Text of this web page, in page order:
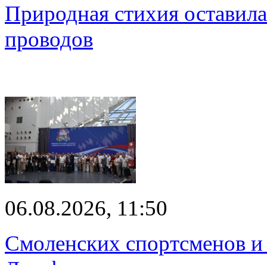
Природная стихия
проводов
06.08.2026, 11:50
Смоленских спортсменов